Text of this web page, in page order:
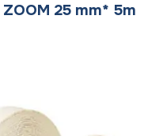
25 mm* 5m